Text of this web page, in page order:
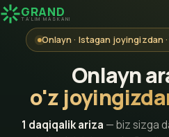
GRAND
TA'LIM MASKANI
Onlayn · Istagan joyingizdan
Onlayn
o'z
1 daqiqalik ariza — biz sizga